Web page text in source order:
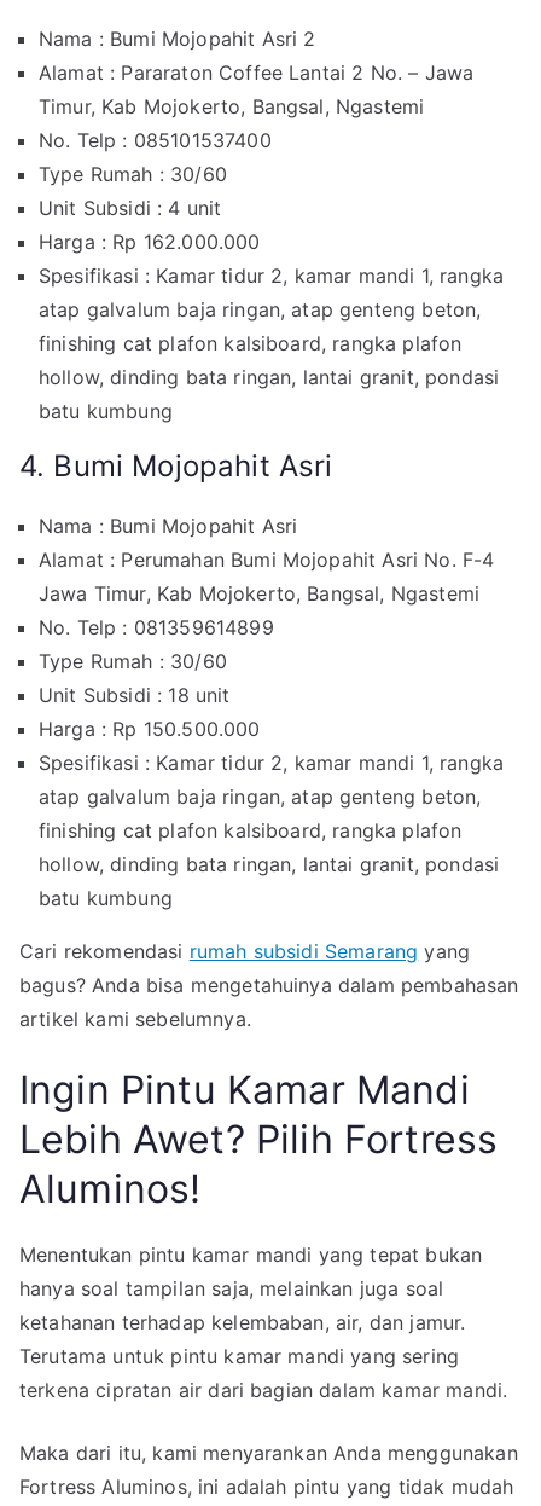
Nama : Bumi Mojopahit Asri 2
Alamat : Pararaton Coffee Lantai 2 No. – Jawa
Timur, Kab Mojokerto, Bangsal, Ngastemi
No. Telp : 085101537400
Type Rumah : 30/60
Unit Subsidi : 4 unit
Harga : Rp 162.000.000
Spesifikasi : Kamar tidur 2, kamar mandi 1, rangka
atap galvalum baja ringan, atap genteng beton,
finishing cat plafon kalsiboard, rangka plafon
hollow, dinding bata ringan, lantai granit, pondasi
batu kumbung
4. Bumi Mojopahit Asri
Nama : Bumi Mojopahit Asri
Alamat : Perumahan Bumi Mojopahit Asri No. F-4
Jawa Timur, Kab Mojokerto, Bangsal, Ngastemi
No. Telp : 081359614899
Type Rumah : 30/60
Unit Subsidi : 18 unit
Harga : Rp 150.500.000
Spesifikasi : Kamar tidur 2, kamar mandi 1, rangka
atap galvalum baja ringan, atap genteng beton,
finishing cat plafon kalsiboard, rangka plafon
hollow, dinding bata ringan, lantai granit, pondasi
batu kumbung
Cari rekomendasi rumah subsidi Semarang yang
bagus? Anda bisa mengetahuinya dalam pembahasan
artikel kami sebelumnya.
Ingin Pintu Kamar Mandi
Lebih Awet? Pilih Fortress
Aluminos!
Menentukan pintu kamar mandi yang tepat bukan
hanya soal tampilan saja, melainkan juga soal
ketahanan terhadap kelembaban, air, dan jamur.
Terutama untuk pintu kamar mandi yang sering
terkena cipratan air dari bagian dalam kamar mandi.
Maka dari itu, kami menyarankan Anda menggunakan
Fortress Aluminos, ini adalah pintu yang tidak mudah